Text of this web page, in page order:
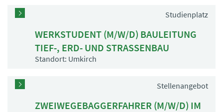
Studienplatz
WERKSTUDENT (M/W/D) BAULEITUNG
TIEF-, ERD- UND STRASSENBAU
Standort: Umkirch
Stellenangebot
ZWEIWEGEBAGGERFAHRER (M/W/D) IM